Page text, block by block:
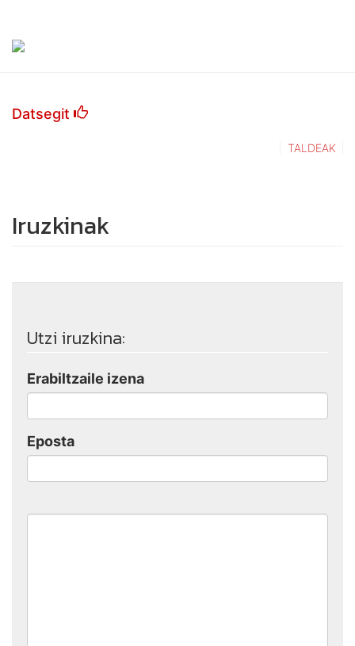
Datsegit
TALDEAK
Iruzkinak
Utzi iruzkina:
Erabiltzaile izena
Eposta